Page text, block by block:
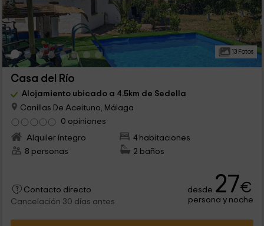
13 Fotos
Casa del Río
Alojamiento ubicado a 4.5km de Sedella
Canillas De Aceituno, Málaga
0 opiniones
Alquiler íntegro
4 habitaciones
8 personas
2 baños
Contacto directo
Cancelación 30 días antes
desde 27€
persona y noche